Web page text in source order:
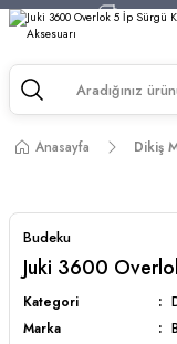
750 TL
750 TL
750 TL
Anasayfa Dikiş
Budeku
Juki 3600
Kategori
Marka